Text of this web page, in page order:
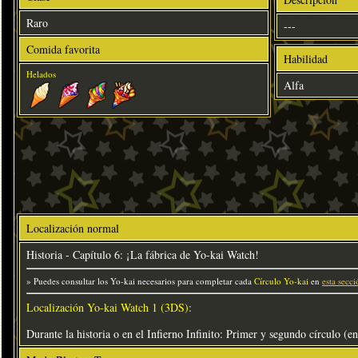
Raro
Comida favorita
Helados
---
Habilidad
Alfa
Localización normal
Historia - Capítulo 6: ¡La fábrica de Yo-kai Watch!
» Puedes consultar los Yo-kai necesarios para completar cada Círculo Yo-kai en esta
Localización Yo-kai Watch 1 (3DS):
Durante la historia o en el Infierno Infinito: Primer y segundo círculo